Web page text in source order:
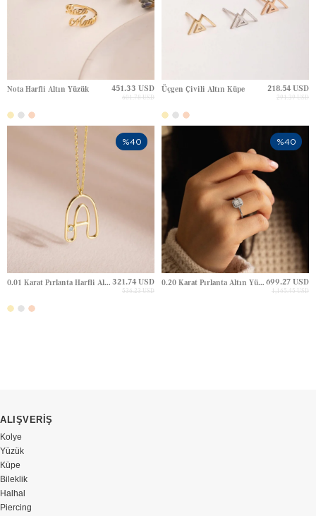
Nota Harfli Altın Yüzük 451.33 USD
601.78 USD
Üçgen Çivili Altın Küpe 218.54 USD
291.39 USD
0.01 Karat Pırlanta Harfli Altın Kolye 321.74 USD
536.23 USD
%40
0.20 Karat Pırlanta Altın Yüzük 699.27 USD
1,165.45 USD
%40
ALIŞVERİŞ
Kolye
Yüzük
Küpe
Bileklik
Halhal
Piercing